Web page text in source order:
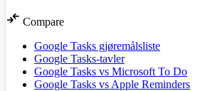
compare_arrows Compare
Google Tasks gjøremålsliste
Google Tasks-tavler
Google Tasks vs Microsoft To Do
Google Tasks vs Apple Reminders